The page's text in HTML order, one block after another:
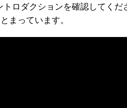
ロダクションを確認してくだ
まっています。